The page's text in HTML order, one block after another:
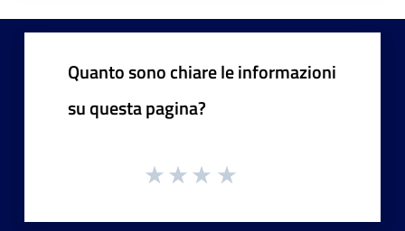
Quanto sono chiare le informazioni
su questa pagina?